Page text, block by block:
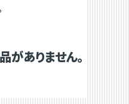
がありません。